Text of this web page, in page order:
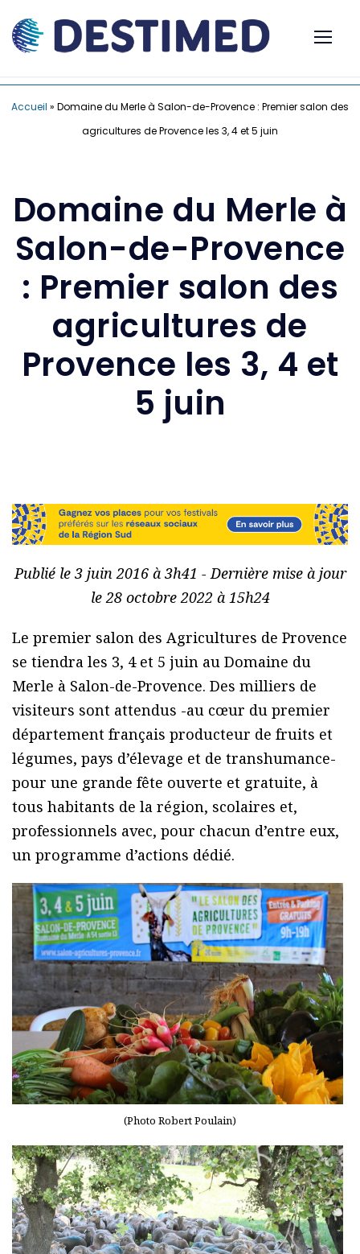
Accueil » Domaine du Merle à Salon-de-Provence : Premier salon des
agricultures de Provence les 3, 4 et 5 juin
Domaine du Merle à
Salon-de-Provence
: Premier salon des
agricultures de
Provence les 3, 4 et
5 juin
Publié le 3 juin 2016 à 3h41 - Dernière mise à jour
le 28 octobre 2022 à 15h24
Le premier salon des Agricultures de Provence
se tiendra les 3, 4 et 5 juin au Domaine du
Merle à Salon-de-Provence. Des milliers de
visiteurs sont attendus -au cœur du premier
département français producteur de fruits et
légumes, pays d’élevage et de transhumance-
pour une grande fête ouverte et gratuite, à
tous habitants de la région, scolaires et,
professionnels avec, pour chacun d’entre eux,
un programme d’actions dédié.
(Photo Robert Poulain)